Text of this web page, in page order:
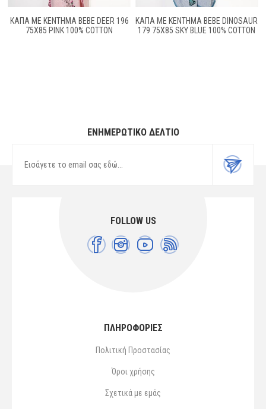
ΚΆΠΑ ΜΕ ΚΈΝΤΗΜΑ BEBE DEER 196
75X85 PINK 100% COTTON
ΚΆΠΑ ΜΕ ΚΈΝΤΗΜΑ BEBE DINOSAUR
179 75X85 SKY BLUE 100% COTTON
ΕΝΗΜΕΡΩΤΙΚΌ ΔΕΛΤΊΟ
FOLLOW US
ΠΛΗΡΟΦΟΡΙΕΣ
Πολιτική Προστασίας
Όροι χρήσης
Σχετικά με εμάς